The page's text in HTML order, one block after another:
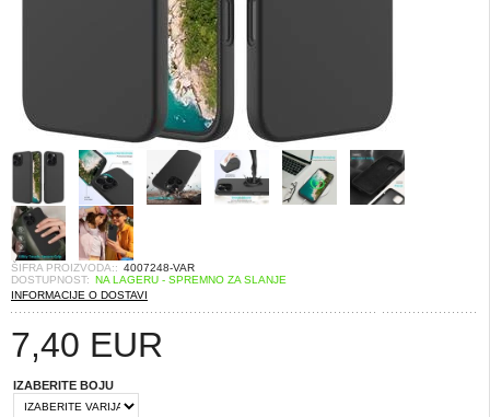
ŠIFRA PROIZVODA:: 4007248-VAR
DOSTUPNOST: NA LAGERU - SPREMNO ZA SLANJE
INFORMACIJE O DOSTAVI
7,40 EUR
IZABERITE BOJU